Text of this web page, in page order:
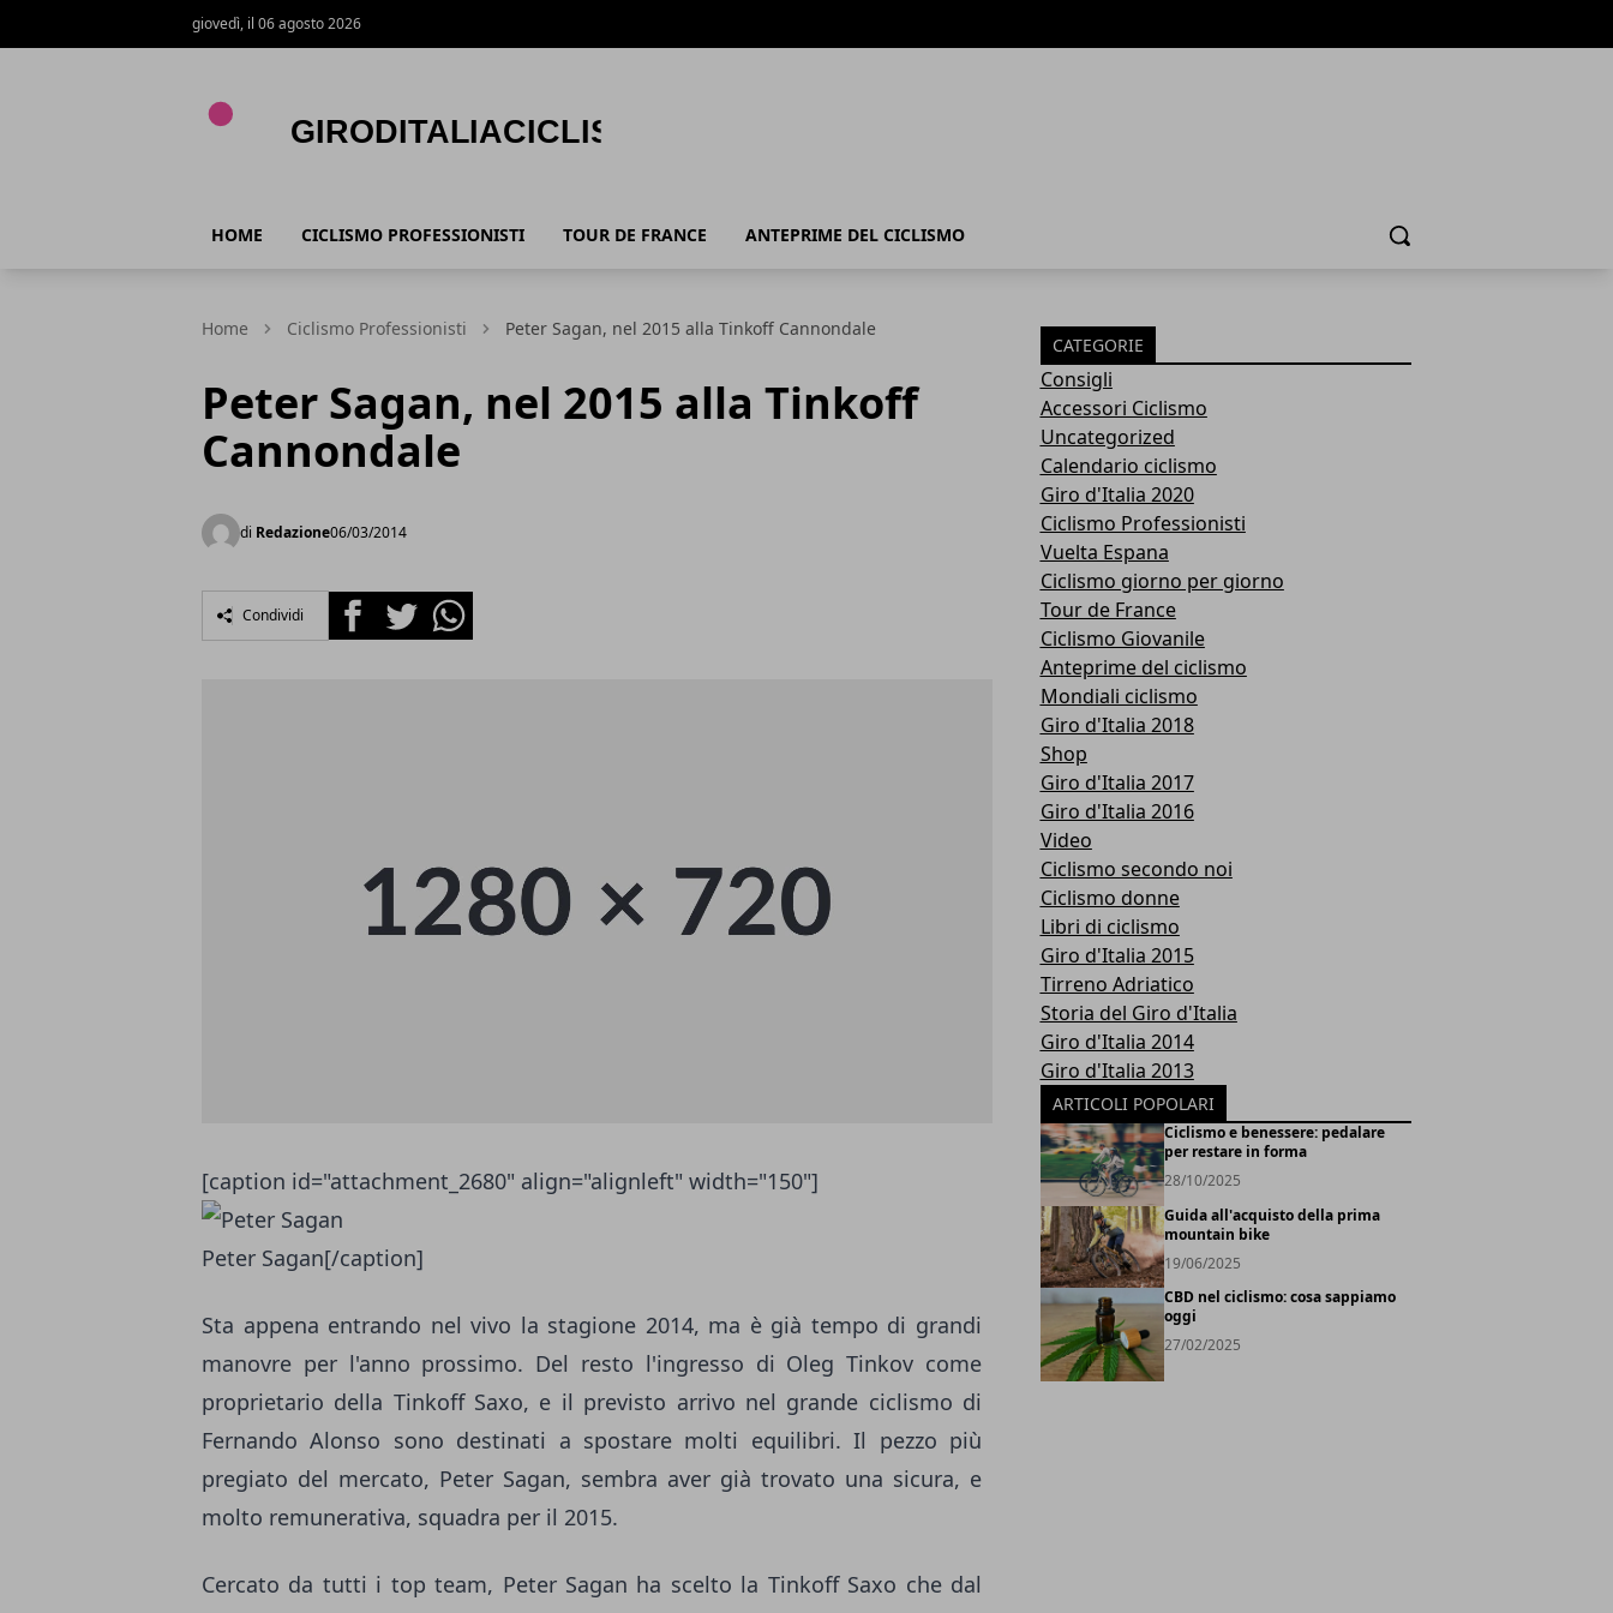
giovedì, il 06 agosto 2026
HOME CICLISMO PROFESSIONISTI TOUR DE FRANCE ANTEPRIME DEL CICLISMO Cerca
Home Ciclismo Professionisti Peter Sagan, nel 2015 alla Tinkoff Cannondale
Peter Sagan, nel 2015 alla Tinkoff
Cannondale
di Redazione06/03/2014
Condividi FacebookTwitterWhatsapp
[caption id="attachment_2680" align="alignleft" width="150"]
Peter Sagan[/caption]
Sta appena entrando nel vivo la stagione 2014, ma è già tempo di grandi
manovre per l'anno prossimo. Del resto l'ingresso di Oleg Tinkov come
proprietario della Tinkoff Saxo, e il previsto arrivo nel grande ciclismo di
Fernando Alonso sono destinati a spostare molti equilibri. Il pezzo più
pregiato del mercato, Peter Sagan, sembra aver già trovato una sicura, e
molto remunerativa, squadra per il 2015.
Cercato da tutti i top team, Peter Sagan ha scelto la Tinkoff Saxo che dal
CATEGORIE
Consigli
Accessori Ciclismo
Uncategorized
Calendario ciclismo
Giro d'Italia 2020
Ciclismo Professionisti
Vuelta Espana
Ciclismo giorno per giorno
Tour de France
Ciclismo Giovanile
Anteprime del ciclismo
Mondiali ciclismo
Giro d'Italia 2018
Shop
Giro d'Italia 2017
Giro d'Italia 2016
Video
Ciclismo secondo noi
Ciclismo donne
Libri di ciclismo
Giro d'Italia 2015
Tirreno Adriatico
Storia del Giro d'Italia
Giro d'Italia 2014
Giro d'Italia 2013
ARTICOLI POPOLARI
Ciclismo e benessere: pedalare
per restare in forma
28/10/2025
Guida all'acquisto della prima
mountain bike
19/06/2025
CBD nel ciclismo: cosa sappiamo
oggi
27/02/2025